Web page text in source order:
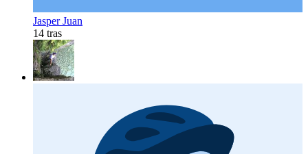
Jasper Juan
14 tras